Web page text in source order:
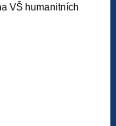
VŠ humanitních